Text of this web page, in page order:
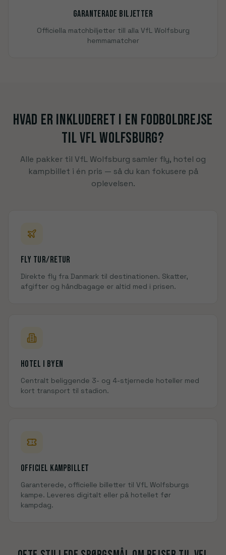
Garanterade biljetter
Officiella matchbiljetter till alla VfL Wolfsburg
hemmamatcher
Hvad er inkluderet i en fodboldrejse
tilVfL Wolfsburg?
Alle pakker til VfL Wolfsburg samler fly, hotel og
kampbillet i én pris — så du kan fokusere på
oplevelsen.
Fly tur/retur
Direkte fly fra Danmark til destinationen. Skatter,
afgifter og håndbagage er altid med i prisen.
Hotel i byen
Centralt beliggende 3- og 4-stjernede hoteller med
kort transport til stadion.
Officiel kampbillet
Garanterede, officielle billetter til VfL Wolfsburgs
kampe. Leveres digitalt eller på hotellet før
kampdag.